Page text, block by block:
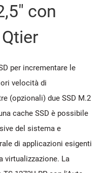
con
per incrementare le
velocità di
(opzionali) due SSD M.2
cache SSD è possibile
del sistema e
di applicazioni esigenti
virtualizzazione. La